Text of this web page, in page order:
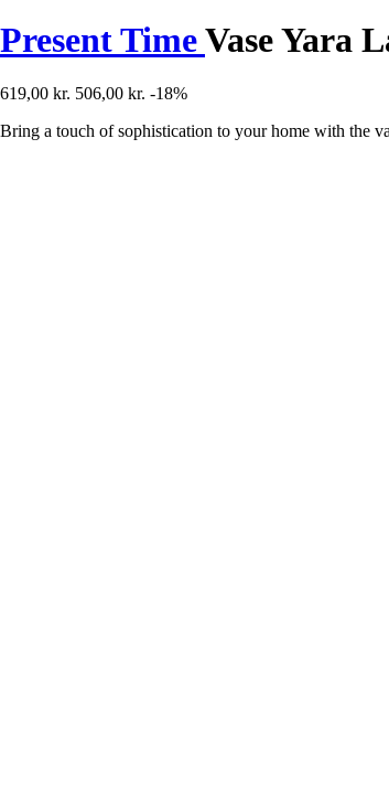
Present TimeVase Yara
619,00 kr. 506,00 kr. -18%
Bring a touch of sophistication to your home with the